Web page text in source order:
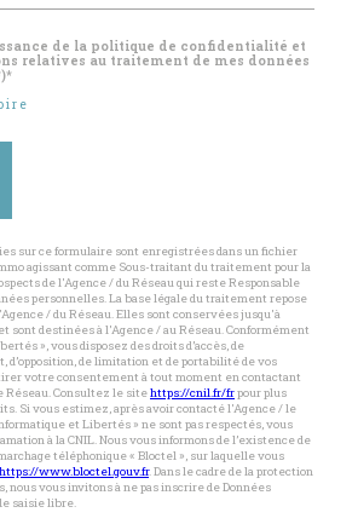
de la politique de confidentialité et
relatives au traitement de mes données
sur ce formulaire sont enregistrées dans un fichier
agissant comme Sous-traitant du traitement pour la
de l'Agence / du Réseau qui reste Responsable
personnelles. La base légale du traitement repose
/ du Réseau. Elles sont conservées jusqu'à
sont destinées à l'Agence / au Réseau. Conformément
», vous disposez des droits d’accès, de
d’opposition, de limitation et de portabilité de vos
votre consentement à tout moment en contactant
Réseau. Consultez le sitehttps://cnil.fr/frpour plus
Si vous estimez, après avoir contacté l'Agence / le
et Libertés » ne sont pas respectés, vous
à la CNIL. Nous vous informons de l’existence de
téléphonique « Bloctel », sur laquelle vous
https://www.bloctel.gouv.fr. Dans le cadre de la protection
nous vous invitons à ne pas inscrire de Données
saisie libre.